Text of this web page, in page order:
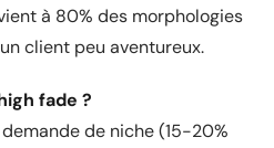
à 80% des morphologies
client peu aventureux.
fade ?
de niche (15-20%